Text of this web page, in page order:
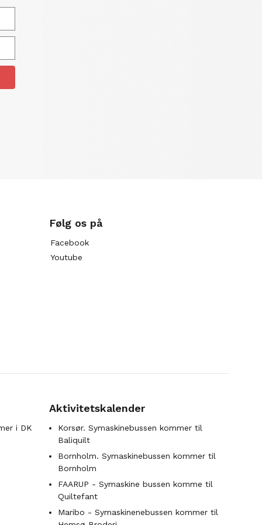
Følg os på
Facebook
Youtube
i DK
Aktivitetskalender
Korsør. Symaskinebussen kommer til
Baliquilt
Bornholm. Symaskinebussen kommer til
Bornholm
FAARUP - Symaskine bussen komme til
Quiltefant
Maribo - Symaskinenebussen kommer til